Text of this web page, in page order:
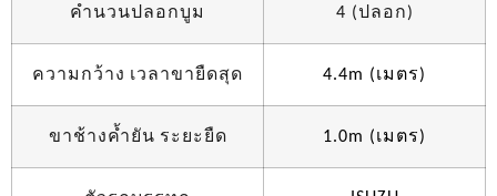
คำนวนปลอกบูม 4 (ปลอก)
ความกว้าง เวลาขายืดสุด 4.4m (เมตร)
ขาช้างค้ำยัน ระยะยืด 1.0m (เมตร)